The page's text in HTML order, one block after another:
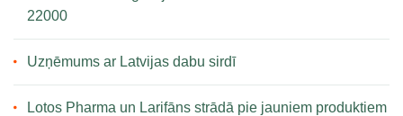
22000
Uzņēmums ar Latvijas dabu sirdī
Lotos Pharma un Larifāns strādā pie jauniem produktiem